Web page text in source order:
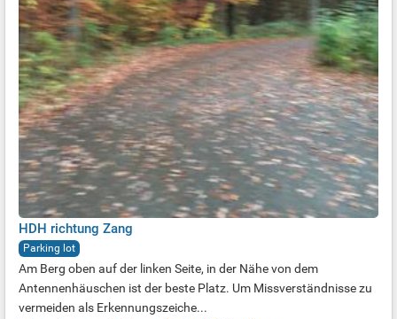
HDH richtung Zang
Parking lot
Am Berg oben auf der linken Seite, in der Nähe von dem
Antennenhäuschen ist der beste Platz. Um Missverständnisse zu
vermeiden als Erkennungszeiche...